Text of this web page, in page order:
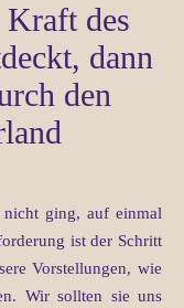
Kraft des
dann
den
ging, auf einmal
ist der Schritt
Vorstellungen, wie
Wir sollten sie uns